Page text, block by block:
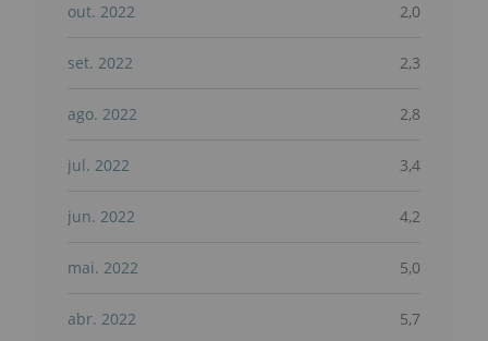
out. 2022 2,0
set. 2022 2,3
ago. 2022 2,8
jul. 2022 3,4
jun. 2022 4,2
mai. 2022 5,0
abr. 2022 5,7